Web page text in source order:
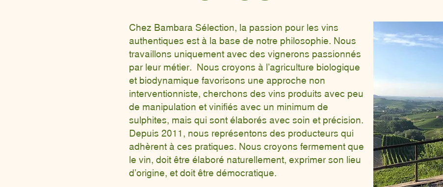
Chez Bambara Sélection, la passion pour les vins
authentiques est à la base de notre philosophie. Nous
travaillons uniquement avec des vignerons passionnés
par leur métier. Nous croyons à l’agriculture biologique
et biodynamique favorisons une approche non
interventionniste, cherchons des vins produits avec peu
de manipulation et vinifiés avec un minimum de
sulphites, mais qui sont élaborés avec soin et précision.
Depuis 2011, nous représentons des producteurs qui
adhèrent à ces pratiques. Nous croyons fermement que
le vin, doit être élaboré naturellement, exprimer son lieu
d’origine, et doit être démocratique.